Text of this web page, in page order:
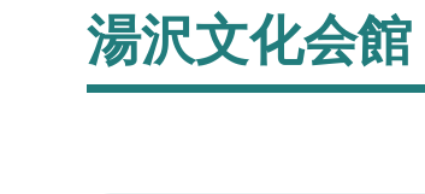
文
湯沢文化会館